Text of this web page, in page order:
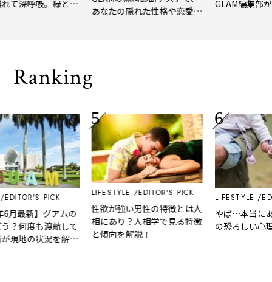
て深呼吸。緑と
あなたの隠れた性格や恋愛タ
GLAM編集部
Ranking
EDITOR'S PICK
月最新】グアムの
？何度も渡航して
現地の状況を解
LIFESTYLE EDITOR'S PICK
性欲が強い男性の特徴とは人
相にあり？人相学で見る特徴
と傾向を解説！
LIFESTYLE
やば…本当に
の恐ろしい心